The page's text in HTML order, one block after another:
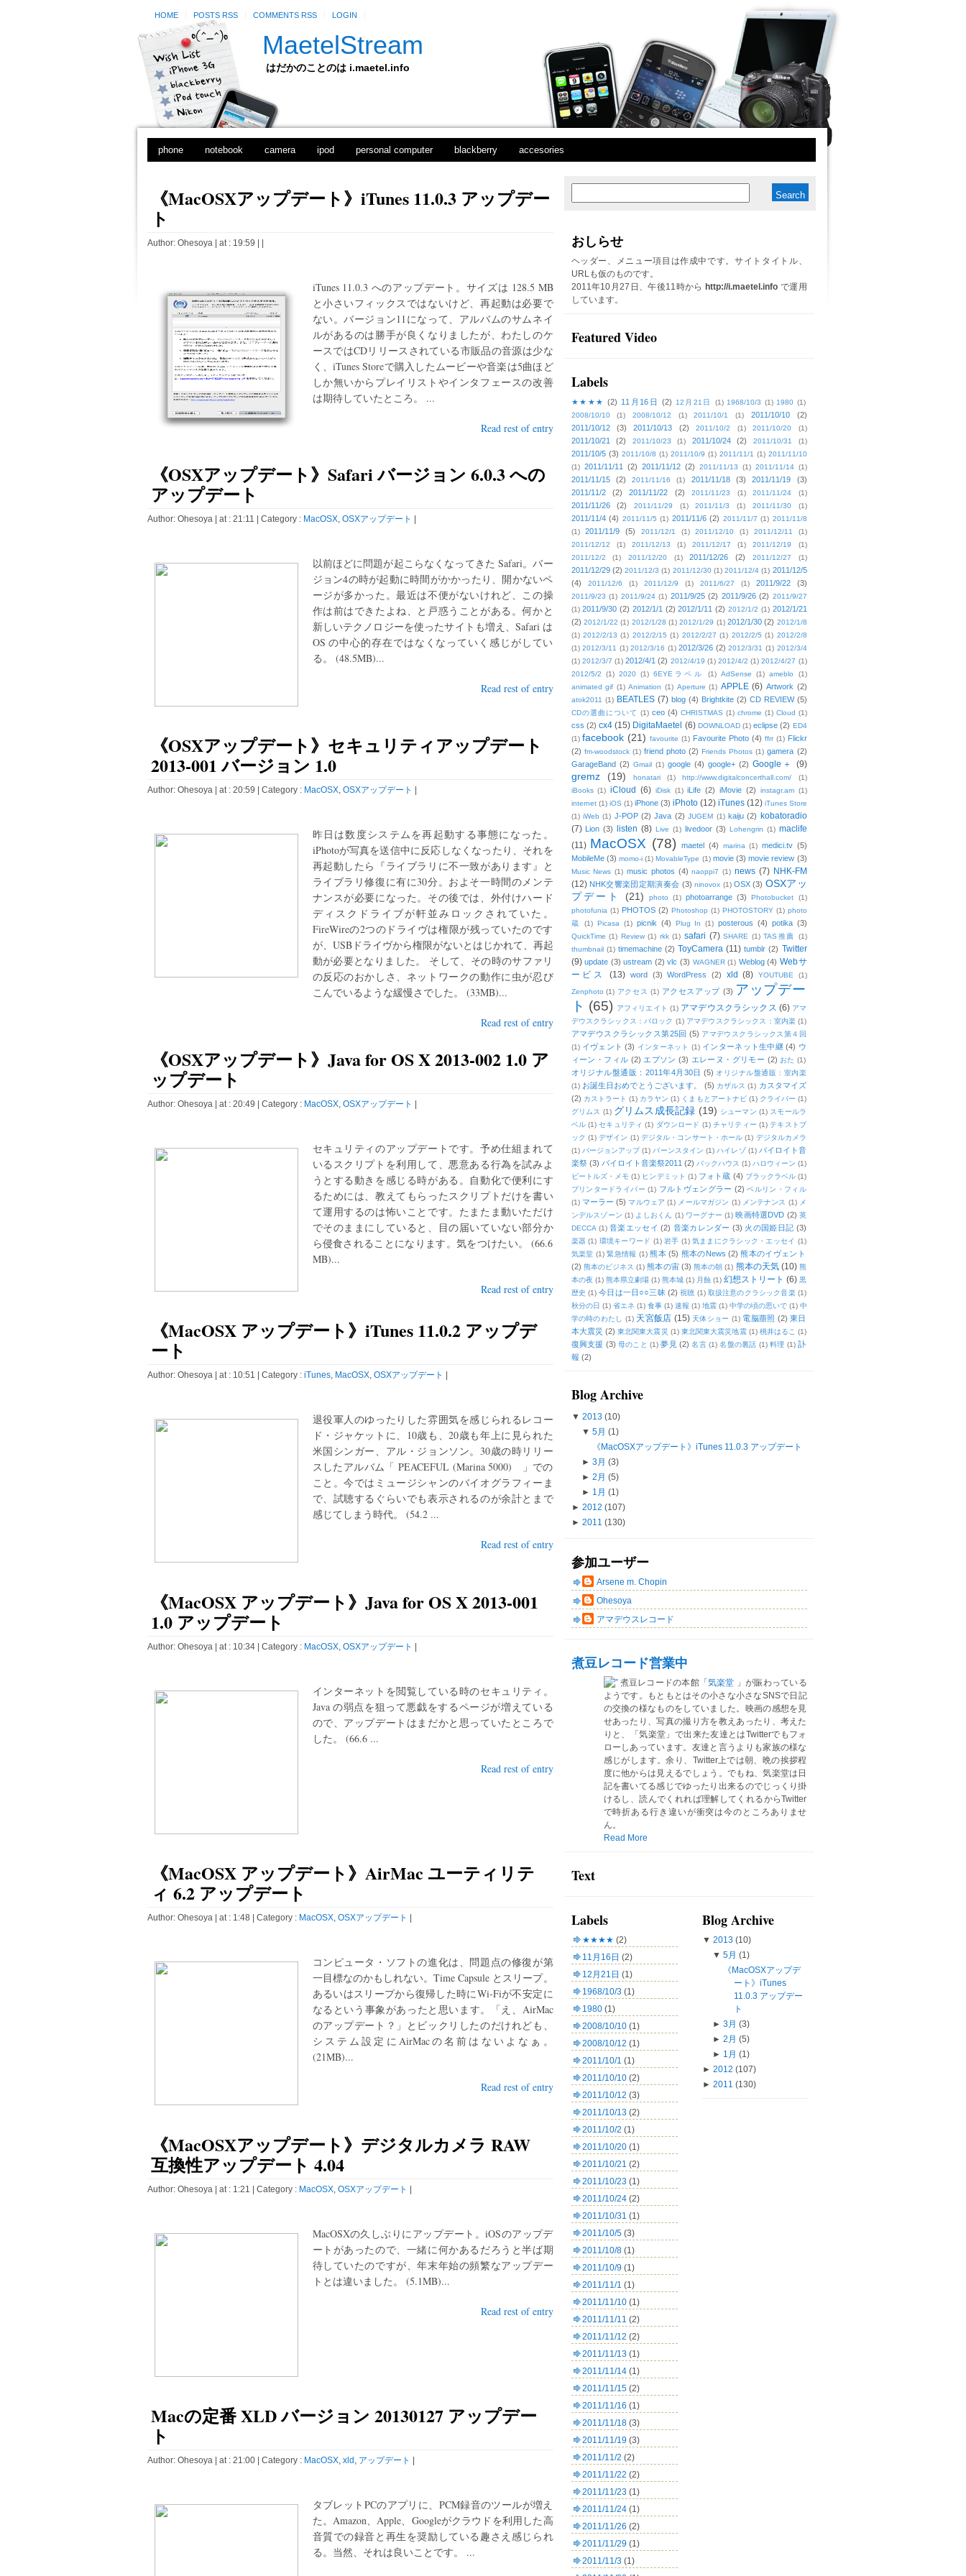
HOME POSTS RSS COMMENTS RSS LOGIN
MaetelStream
はだかのことのは i.maetel.info
phone notebook camera ipod personal computer blackberry accesories
《MacOSXアップデート》iTunes 11.0.3 アップデー
ト
Author: Ohesoya| at : 19:59 |
iTunes 11.0.3 へのアップデート。サイズは 128.5 MB
と小さいフィックスではないけど、再起動は必要で
ない。バージョン11になって、アルバムのサムネイ
ルがあるのは勝手が良くなりましたが、わたしのケ
ースではCDリリースされている市販品の音源は少な
く、iTunes Storeで購入したムービーや音楽は5曲ほど
しか無いからプレイリストやインタフェースの改善
は期待していたところ。 ...
Read rest of entry
《OSXアップデート》Safari バージョン 6.0.3 への
アップデート
Author: Ohesoya | at : 21:11 | Category : MacOSX, OSXアップデート |
以前ほどに問題が起こらなくなってきた Safari。バー
ジョン4の時が起動に時間がかかったり、開かないペ
ージが多かった。最近は不便がないけれど、この操
作は前はできたよね、と戸惑うことがある。何かと
新しいテクノロジーを使ったサイトも増え、Safari は
OS の中心的存在ではなくなっていく感じがしてい
る。 (48.5MB)...
Read rest of entry
《OSXアップデート》セキュリティアップデート
2013-001 バージョン 1.0
Author: Ohesoya| at : 20:59 | Category : MacOSX, OSXアップデート
昨日は数度システムを再起動する事態になった。
iPhotoが写真を送信中に反応しなくなったり、それを
再起動したら『ライブラリに不一致があります』と
ライブラリ修復に有に30分。およそ一時間のメンテ
ナンスが必要になった。その後では、外付けハード
ディスクドライブが軒並みロックされていた。
FireWireの2つのドライヴは権限が残っていたのです
が、USBドライヴから権限がないとはじかれて、再起
動が必要となりました。 そして、その時のサファリ
の反応のおかしさ、ネットワークの動作に虫が忍び
こんでいるような緩慢さでした。 (33MB)...
Read rest of entry
《OSXアップデート》Java for OS X 2013-002 1.0 ア
ップデート
Author: Ohesoya | at : 20:49 | Category : MacOSX, OSXアップデート |
セキュリティのアップデートです。予め仕組まれて
いるスクリプトを利用して、悪意ある行為を試みよ
うとする動きを感じる時がある。自動化で便利にす
るためには、教えてもらったスクリプトだけを書い
て運用するのは怖いことです。たまたま動いただけ
でそのままにしていると、目の届いていない部分か
ら侵食されることになります。気をつけたい。 (66.6
MB)...
Read rest of entry
《MacOSX アップデート》iTunes 11.0.2 アップデ
ート
Author: Ohesoya| at : 10:51 | Category : iTunes, MacOSX, OSXアップデート
退役軍人のゆったりした雰囲気を感じられるレコー
ド・ジャケットに、10歳も、20歳も年上に見られた
米国シンガー、アル・ジョンソン。30歳の時リリー
スしたアルバム「 PEACEFUL (Marina 5000) 」での
こと。今ではミュージシャンのバイオグラフィーま
で、試聴するぐらいでも表示されるのが余計とまで
感じてしまう時代。 (54.2 ...
Read rest of entry
《MacOSX アップデート》Java for OS X 2013-001
1.0 アップデート
Author: Ohesoya | at : 10:34 | Category : MacOSX, OSXアップデート |
インターネットを閲覧している時のセキュリティ。
Java の弱点を狙って悪戯をするページが増えている
ので、アップデートはまだかと思っていたところで
した。 (66.6 ...
Read rest of entry
《MacOSX アップデート》AirMac ユーティリテ
ィ 6.2 アップデート
Author: Ohesoya| at : 1:48 | Category : MacOSX, OSXアップデート
コンピュータ・ソフトの進化は、問題点の修復が第
一目標なのかもしれない。Time Capsule とスリープ。
あるいはスリープから復帰した時にWi-Fiが不安定に
なるという事象があったと思います。「え、AirMac
のアップデート？」とビックリしたのだけれども、
システム設定にAirMacの名前はないよなぁ。
(21MB)...
Read rest of entry
《MacOSXアップデート》デジタルカメラ RAW
互換性アップデート 4.04
Author: Ohesoya | at : 1:21 | Category : MacOSX, OSXアップデート |
MacOSXの久しぶりにアップデート。iOSのアップデ
ートがあったので、一緒に何かあるだろうと半ば期
待していたのですが、年末年始の頻繁なアップデー
トとは違いました。 (5.1MB)...
Read rest of entry
Macの定番 XLD バージョン 20130127 アップデー
ト
Author: Ohesoya| at : 21:00 | Category : MacOSX, xld , アップデート
タブレットPCのアプリに、PCM録音のツールが増え
た。Amazon、Apple、Googleがクラウドを利用した高
音質での録音と再生を奨励している趣さえ感じられ
る。当然、それは良いことです。 ...
投
おしらせ
ヘッダー、メニュー項目は作成中です。サイトタイトル、
URLも仮のものです。
2011年10月27日、午後11時から http://i.maetel.info で運用
しています。
Featured Video
Labels
★★★★ (2) 11月16日 (2) 12月21日 (1) 1968/10/3 (1) 1980 (1)
2008/10/10
(1) 2008/10/12 (1) 2011/10/1 (1) 2011/10/10
(2)
2011/10/12
(3) 2011/10/13 (2) 2011/10/2 (1) 2011/10/20 (1)
2011/10/21 (2) 2011/10/23 (1) 2011/10/24 (2) 2011/10/31 (1)
2011/10/5 (3) 2011/10/8 (1) 2011/10/9 (1) 2011/11/1 (1) 2011/11/10
(1) 2011/11/11 (2) 2011/11/12 (2) 2011/11/13 (1) 2011/11/14 (1)
2011/11/15 (2) 2011/11/16 (1) 2011/11/18 (3) 2011/11/19
(3)
2011/11/2
(2) 2011/11/22 (2) 2011/11/23 (1) 2011/11/24 (1)
2011/11/26 (2) 2011/11/29 (1) 2011/11/3 (1) 2011/11/30 (1)
2011/11/4 (4) 2011/11/5 (1) 2011/11/6 (2) 2011/11/7 (1) 2011/11/8
(1)
2011/11/9 (5) 2011/12/1 (1) 2011/12/10 (1) 2011/12/11
(1)
2011/12/12
(1) 2011/12/13 (1) 2011/12/17 (1) 2011/12/19
(1)
2011/12/2
(1) 2011/12/20 (1) 2011/12/26 (2) 2011/12/27 (1)
2011/12/29 (2) 2011/12/3 (1) 2011/12/30 (1) 2011/12/4 (1) 2011/12/5
(4)
2011/12/6 (1) 2011/12/9 (1) 2011/6/27 (1) 2011/9/22 (3)
2011/9/23 (1) 2011/9/24 (1) 2011/9/25 (2) 2011/9/26 (2) 2011/9/27
(1) 2011/9/30 (2) 2012/1/1 (2) 2012/1/11 (2) 2012/1/2 (1) 2012/1/21
(2) 2012/1/22 (1) 2012/1/28 (1) 2012/1/29 (1) 2012/1/30 (2) 2012/1/8
(1) 2012/2/13 (1) 2012/2/15 (1) 2012/2/27 (1) 2012/2/5 (1) 2012/2/8
(1) 2012/3/11 (1) 2012/3/16 (1) 2012/3/26 (2) 2012/3/31 (1) 2012/3/4
(1) 2012/3/7 (1) 2012/4/1 (2) 2012/4/19 (1) 2012/4/2 (1) 2012/4/27 (1)
2012/5/2
(1) 2020 (1) 6EYEラベル (1) AdSense (1) ameblo
(1)
animated gif (1) Animation (1) Aperture (1) APPLE (6) Artwork (2)
atok2011 (1) BEATLES (7) blog (4) Brightkite (2) CD REVIEW (5)
CDの選曲について (1) ceo (4) CHRISTMAS (1) chrome (1) Cloud (1)
css (2) cx4 (15) DigitaMaetel (6) DOWNLOAD (1) eclipse (2) ED4
(1) facebook (21) favourite (1) Favourite Photo (4) ffrr (1) Flickr
(2) fm-woodstock (1) friend photo (2) Friends Photos (1) gamera (2)
GarageBand (2) Gmail (1) google (4) google+ (2) Google＋ (9)
gremz (19) honatari (1) http://www.digitalconcerthall.com/
(1)
iBooks (1) iCloud (6) iDisk (1) iLife (2) iMovie (2) instagr.am (1)
internet (1) iOS (1) iPhone (3) iPhoto (12) iTunes (12) iTunes Store
(1) iWeb (1) J-POP (2) Java (2) JUGEM (1) kaiju (2)
kobatoradio
(7) Lion (3) listen (8) Live (1) livedoor (3) Lohengrin (1) maclife
(11) MacOSX (78) maetel (4) marina (1) medici.tv (5)
MobileMe (3) momo-i (1) MovableType (1) movie (3) movie review (3)
Music News (1) music photos (4) naoppi7 (1) news (7) NHK-FM
(12) NHK交響楽団定期演奏会 (3) ninovox (1) OSX (3) OSXアッ
プデート
(21) photo (1) photoarrange (3) Photobucket
(1)
photofunia (1) PHOTOS (2) Photoshop (1) PHOTOSTORY (1) photo
蔵
(1) Picasa (1) picnik (4) Plug In (1) posterous (4) potika (3)
QuickTime (1) Review (1) rkk (1) safari (7) SHARE (1) TAS推薦
(1)
thumbnail (1) timemachine (2) ToyCamera (11) tumblr (2) Twitter
(9) update (3) ustream (2) vlc (3) WAGNER (1) Weblog (4) Webサ
ービス
(13) word (3) WordPress (2) xld (8) YOUTUBE (1)
Zenphoto (1) アクセス (1) アクセスアップ (3) アップデー
ト (65) アフィリエイト (1) アマデウスクラシックス (6) アマ
デウスクラシックス：バロック (1) アマデウスクラシックス：室内楽 (1)
アマデウスクラシックス第25回 (5) アマデウスクラシックス第４回
(1) イヴェント (3) インターネット (1) インターネット生中継 (4) ウ
ィーン・フィル (2) エプソン (3) エレーヌ・グリモー (2) おた (1)
オリジナル盤通販：2011年4月30日 (5) オリジナル盤通販：室内楽
(1) お誕生日おめでとうございます。 (5) カザルス (1) カスタマイズ
(2) カストラート (1) カラヤン (1) くまもとアートナビ (1) クライバー (1)
グリムス (1) グリムス成長記録 (19) シューマン (1) スモールラ
ベル (1) セキュリティ (1) ダウンロード (1) チャリティー (1) テキストブ
ック (1) デザイン (1) デジタル・コンサート・ホール (1) デジタルカメラ
(1) バージョンアップ (1) バーンスタイン (1) ハイレゾ (1) バイロイト音
楽祭 (3) バイロイト音楽祭2011 (2) バックハウス (1) ハロウィーン (1)
ビートルズ・メモ (1) ヒンデミット (1) フォト蔵 (4) ブラックラベル (1)
プリンタードライバー (1) フルトヴェングラー (2) ベルリン・フィル
(1) マーラー (5) マルウェア (1) メールマガジン (1) メンテナンス (1) メ
ンデルスゾーン (1) よしおくん (1) ワーグナー (1) 映画特選DVD (2) 英
DECCA (1) 音楽エッセイ (2) 音楽カレンダー (3) 火の国姫日記 (3)
楽器 (1) 環境キーワード (1) 岩手 (1) 気ままにクラシック・エッセイ (1)
気楽堂 (1) 緊急情報 (1) 熊本 (5) 熊本のNews (2) 熊本のイヴェント
(2) 熊本のビジネス (1) 熊本の宙 (3) 熊本の朝 (1) 熊本の天気 (10) 熊
本の夜 (1) 熊本県立劇場 (1) 熊本城 (1) 月蝕 (1) 幻想ストリート (6) 黒
歴史 (1) 今日は一日○○三昧 (2) 視聴 (1) 取扱注意のクラシック音楽 (1)
秋分の日 (1) 省エネ (1) 食事 (1) 速報 (1) 地震 (1) 中学の頃の思いで (1) 中
学の時のわたし
(1) 天宮飯店 (15) 天体ショー (1) 電脳萠照 (2) 東日
本大震災 (2) 東北関東大震災 (1) 東北関東大震災地震 (1) 桃井はるこ (1)
復興支援 (3) 母のこと (1) 夢見 (2) 名言 (1) 名盤の裏話 (1) 料理 (1) 訃
報 (2)
Blog Archive
▼ 2013 (10)
▼ 5月 (1)
《MacOSXアップデート》iTunes 11.0.3 アップデート
► 3月 (3)
► 2月 (5)
► 1月 (1)
► 2012 (107)
► 2011 (130)
参加ユーザー
Arsene m. Chopin
Ohesoya
アマデウスレコード
煮豆レコード営業中
煮豆レコードの本館「 気楽堂 」が賑わっている
ようです。もともとはその小さな小さなSNSで日記
の交換の様なものをしていました。映画の感想を見
せあったり、写真の撮り方を教えあったり、考えた
りと、「気楽堂」で出来た友達とはTwitterでもフォ
ローしあっています。友達と言うよりも家族の様な
感じがします。余り、Twitter上では朝、晩の挨拶程
度に他からは見えるでしょう。でもね、気楽堂は日
記を書いてる感じでゆったり出来るのでじっくり掛
けるし、読んでくれれば理解してくれるからTwitter
で時折ある行き違いが衝突は今のところありませ
ん。
Read More
Text
Labels
★★★★ (2)
11月16日 (2)
12月21日 (1)
1968/10/3 (1)
1980 (1)
2008/10/10 (1)
2008/10/12 (1)
2011/10/1 (1)
2011/10/10 (2)
2011/10/12 (3)
2011/10/13 (2)
2011/10/2 (1)
2011/10/20 (1)
2011/10/21 (2)
2011/10/23 (1)
2011/10/24 (2)
2011/10/31 (1)
2011/10/5 (3)
2011/10/8 (1)
2011/10/9 (1)
2011/11/1 (1)
2011/11/10 (1)
2011/11/11 (2)
2011/11/12 (2)
2011/11/13 (1)
2011/11/14 (1)
2011/11/15 (2)
2011/11/16 (1)
2011/11/18 (3)
2011/11/19 (3)
2011/11/2 (2)
2011/11/22 (2)
2011/11/23 (1)
2011/11/24 (1)
2011/11/26 (2)
2011/11/29 (1)
2011/11/3 (1)
Blog Archive
▼ 2013 (10)
▼ 5月 (1)
《MacOSXアップデ
ート》iTunes
11.0.3 アップデー
ト
► 3月 (3)
► 2月 (5)
► 1月 (1)
► 2012 (107)
► 2011 (130)